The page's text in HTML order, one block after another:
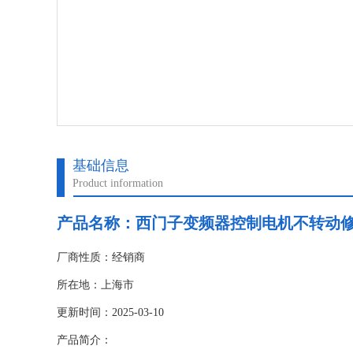
基础信息
Product information
产品名称： 西门子变频器控制电机不转动
厂商性质：经销商
所在地：上海市
更新时间：2025-03-10
产品简介：